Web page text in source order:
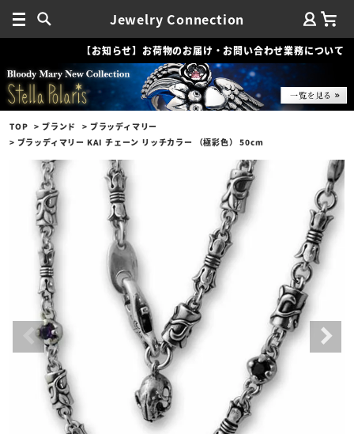
Jewelry Connection
【お知らせ】お荷物のお届け・お問い合わせ業務について
TOP ブランド
ブラッディマリー
ブラッディマリー KAI チェーン リッチカラー （極彩色） 50cm